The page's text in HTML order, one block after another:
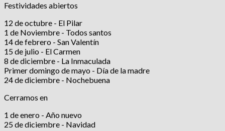
Festividades abiertos
12 de octubre - El Pilar
1 de Noviembre - Todos santos
14 de febrero - San Valentín
15 de julio - El Carmen
8 de diciembre - La Inmaculada
Primer domingo de mayo - Día de la madre
24 de diciembre - Nochebuena
Cerramos en
1 de enero - Año nuevo
25 de diciembre - Navidad